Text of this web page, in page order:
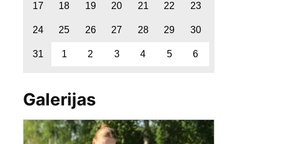
17 18 19 20 21 22 23
24 25 26 27 28 29 30
31 1 2 3 4 5 6
Galerijas